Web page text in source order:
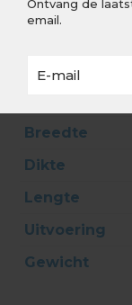
Ontvang de
email.
Type
Breedte
Dikte
Lengte
Uitvoering
Gewicht